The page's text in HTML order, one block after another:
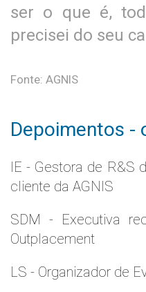
ser o que é,
precisei do seu
Fonte: AGNIS
Depoimentos -
IE - Gestora de R&S
cliente da AGNIS
SDM - Executiva
Outplacement
LS - Organizador de